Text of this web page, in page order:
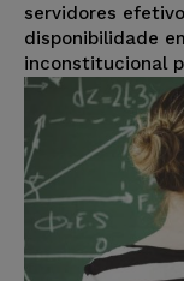
servidores
disponibilidade
inconstitucional